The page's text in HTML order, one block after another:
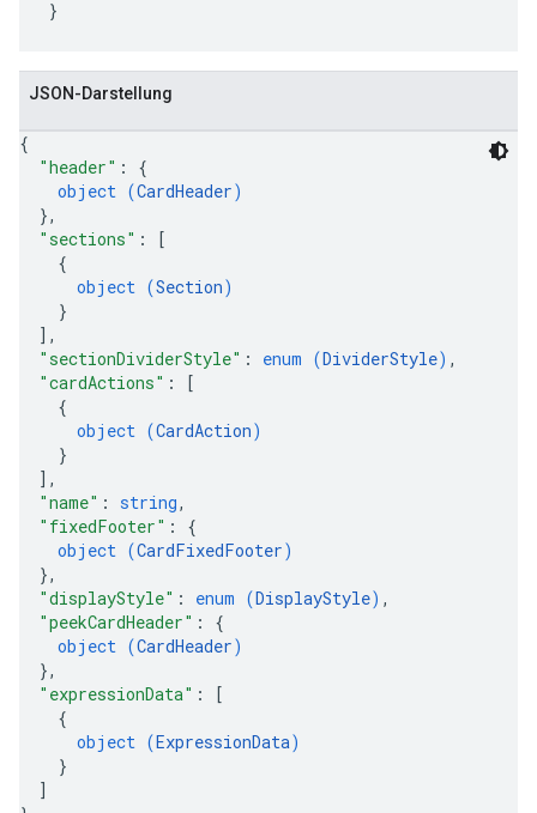
JSON-Darstellung
{
"header" : {
object (CardHeader)
},
"sections" :
[
{
object (Section)
}
] ,
"sectionDividerStyle" : enum (DividerStyle) ,
"cardActions" :
[
{
object (CardAction)
}
] ,
"name" : string,
"fixedFooter" : {
object (CardFixedFooter)
},
"displayStyle" : enum (DisplayStyle) ,
"peekCardHeader" : {
object (CardHeader)
},
"expressionData" :
[
{
object (ExpressionData)
}
]